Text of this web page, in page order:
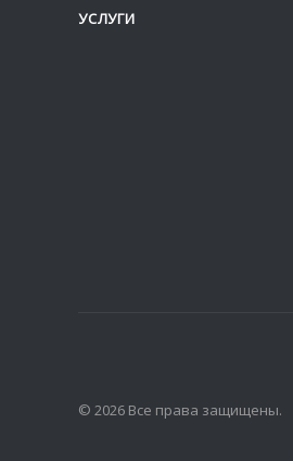
УСЛУГИ
© 2026 Все права защищены.